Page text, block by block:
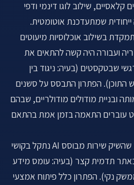
שילוב לוגו דינמי ודפי
שמתעדכנת אוטומטית.
בשילוב אוכלוסיות מיעוטים
ועבורה היה קשה להתאים את
שבטקסטים (בעיה: ניגוד בין
התוכן). הפתרון התבסס על סשנים
ובניית מודולים מודולריים, שבהם
עוברים התאמה בזמן אמת בהתאם
3. סטארט-אפ טכנולוגי שהשיק שירות מבוסס AI נתקל בקושי
תדמית קצר (בעיה: עומס מידע
נקי). הפתרון כלל פיתוח אמצעי